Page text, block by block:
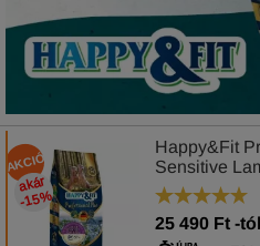
AKCIÓ
akár
-15
%
Happy&Fit
Sensitive
25 490 Ft -tól